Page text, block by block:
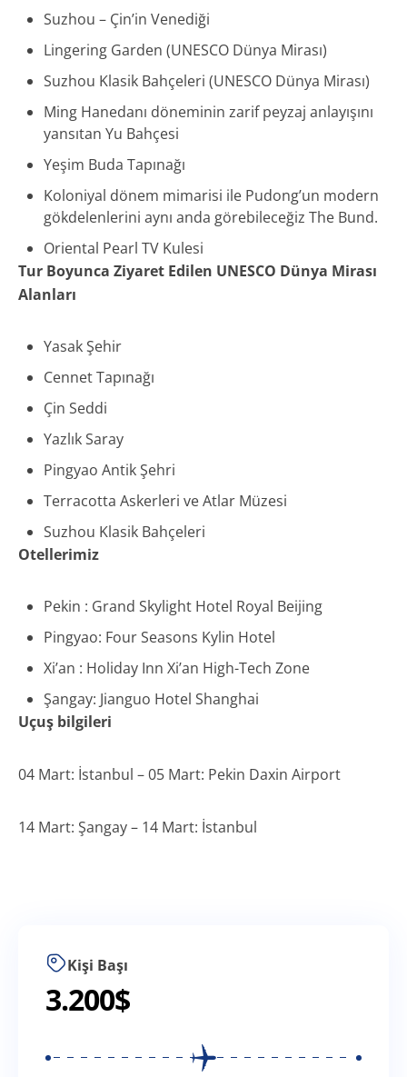
Suzhou – Çin’in Venediği
Lingering Garden (UNESCO Dünya Mirası)
Suzhou Klasik Bahçeleri (UNESCO Dünya Mirası)
Ming Hanedanı döneminin zarif peyzaj anlayışını
yansıtan Yu Bahçesi
Yeşim Buda Tapınağı
Koloniyal dönem mimarisi ile Pudong’un modern
gökdelenlerini aynı anda görebileceğiz The Bund.
Oriental Pearl TV Kulesi
Tur Boyunca Ziyaret Edilen UNESCO Dünya Mirası
Alanları
Yasak Şehir
Cennet Tapınağı
Çin Seddi
Yazlık Saray
Pingyao Antik Şehri
Terracotta Askerleri ve Atlar Müzesi
Suzhou Klasik Bahçeleri
Otellerimiz
Pekin : Grand Skylight Hotel Royal Beijing
Pingyao: Four Seasons Kylin Hotel
Xi’an : Holiday Inn Xi’an High-Tech Zone
Şangay: Jianguo Hotel Shanghai
Uçuş bilgileri
04 Mart: İstanbul – 05 Mart: Pekin Daxin Airport
14 Mart: Şangay – 14 Mart: İstanbul
Kişi Başı
3.200$